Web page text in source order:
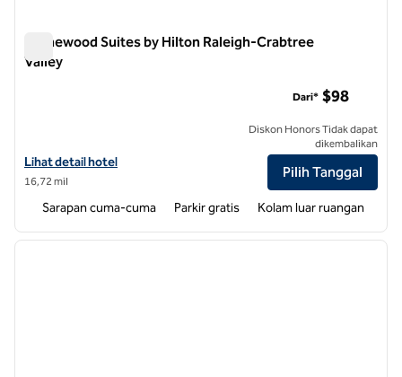
Homewood Suites by Hilton Raleigh-Crabtree
Valley
Lihat detail hotel untuk Homewood Suites by Hilton Raleigh-
Lihat detail hotel
16,72 mil
Dari* $98
Diskon Honors Tidak dapat
dikembalikan
Pilih Tanggal
Sarapan cuma-cuma Parkir gratis Kolam luar ruangan
1 dari 12